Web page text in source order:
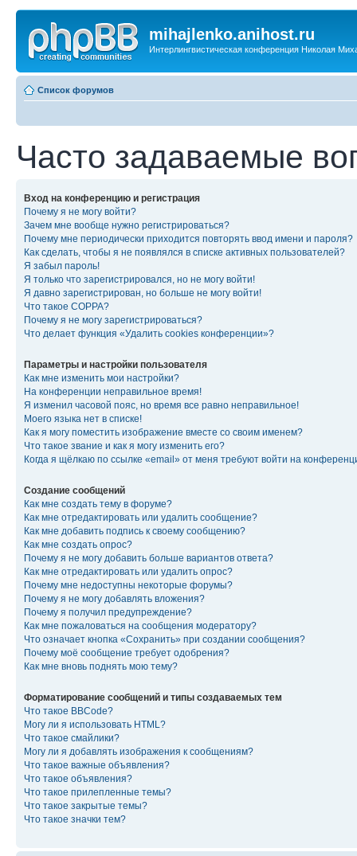
mihajlenko.anihost.ru
Интерлингвистическая конференция Николая
Список форумов
Часто задаваемые
Вход на конференцию и регистрация
Почему я не могу войти?
Зачем мне вообще нужно регистрироваться?
Почему мне периодически приходится повторять ввод имени и пароля?
Как сделать, чтобы я не появлялся в списке активных пользователей?
Я забыл пароль!
Я только что зарегистрировался, но не могу войти!
Я давно зарегистрирован, но больше не могу войти!
Что такое COPPA?
Почему я не могу зарегистрироваться?
Что делает функция «Удалить cookies конференции»?
Параметры и настройки пользователя
Как мне изменить мои настройки?
На конференции неправильное время!
Я изменил часовой пояс, но время все равно неправильное!
Моего языка нет в списке!
Как я могу поместить изображение вместе со своим именем?
Что такое звание и как я могу изменить его?
Когда я щёлкаю по ссылке «email» от меня требуют войти на
Создание сообщений
Как мне создать тему в форуме?
Как мне отредактировать или удалить сообщение?
Как мне добавить подпись к своему сообщению?
Как мне создать опрос?
Почему я не могу добавить больше вариантов ответа?
Как мне отредактировать или удалить опрос?
Почему мне недоступны некоторые форумы?
Почему я не могу добавлять вложения?
Почему я получил предупреждение?
Как мне пожаловаться на сообщения модератору?
Что означает кнопка «Сохранить» при создании сообщения?
Почему моё сообщение требует одобрения?
Как мне вновь поднять мою тему?
Форматирование сообщений и типы создаваемых тем
Что такое BBCode?
Могу ли я использовать HTML?
Что такое смайлики?
Могу ли я добавлять изображения к сообщениям?
Что такое важные объявления?
Что такое объявления?
Что такое прилепленные темы?
Что такое закрытые темы?
Что такое значки тем?